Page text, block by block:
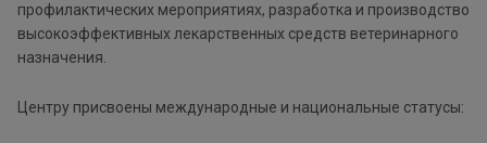
профилактических мероприятиях, разработка и производство
высокоэффективных лекарственных средств ветеринарного
назначения.
Центру присвоены международные и национальные статусы: